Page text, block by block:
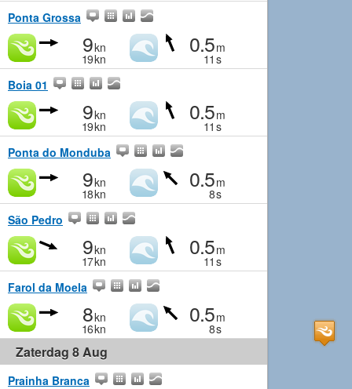
Ponta Grossa
9kn
19kn
0.5m
11 s
Boia 01
9kn
19kn
0.5m
11 s
Ponta do Monduba
9kn
18kn
0.5m
8s
São Pedro
9kn
17kn
0.5m
11 s
Farol da Moela
8kn
16kn
0.5m
8s
Zaterdag 8 Aug
Prainha Branca